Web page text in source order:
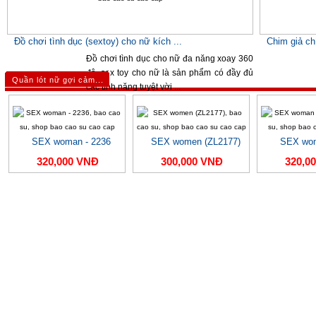
Đồ chơi tình dục (sextoy) cho nữ kích ...
Đồ chơi tình dục cho nữ đa năng xoay 360
độ, sex toy cho nữ là sản phẩm có đầy đủ
các tính năng tuyệt vời ...
Chim giả
Quần lót nữ gợi cảm...
SEX woman - 2236
320,000 VNĐ
SEX women (ZL2177)
300,000 VNĐ
SEX